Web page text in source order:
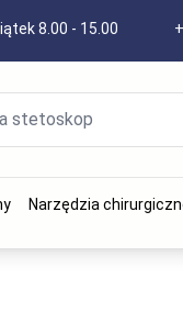
8.00 - 15.00
Narzędzia